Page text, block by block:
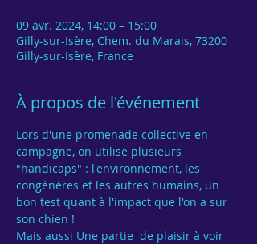
09 avr. 2024, 14:00 – 15:00
Gilly-sur-Isère, Chem. du Marais, 73200
Gilly-sur-Isère, France
À propos de l'événement
Lors d'une promenade collective en
campagne, on utilise plusieurs
"handicaps" : l'environnement, les
congénères et les autres humains, un
bon test quant à l'impact que l'on a sur
Mais aussi Une partie  de plaisir à voir